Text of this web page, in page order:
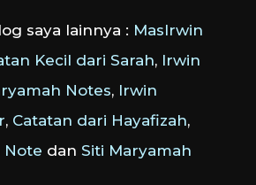
saya lainnya : MasIrwin
Kecil dari Sarah, Irwin
Notes, Irwin
, Catatan dari Hayafizah,
Note dan Siti Maryamah